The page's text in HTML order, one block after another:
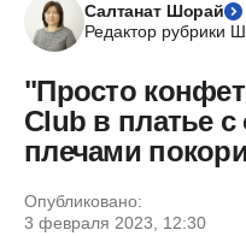
Салтанат Шорай
Редактор рубрики
"Просто
Club в платье
плечами
Опубликовано:
3 февраля 2023, 12:30